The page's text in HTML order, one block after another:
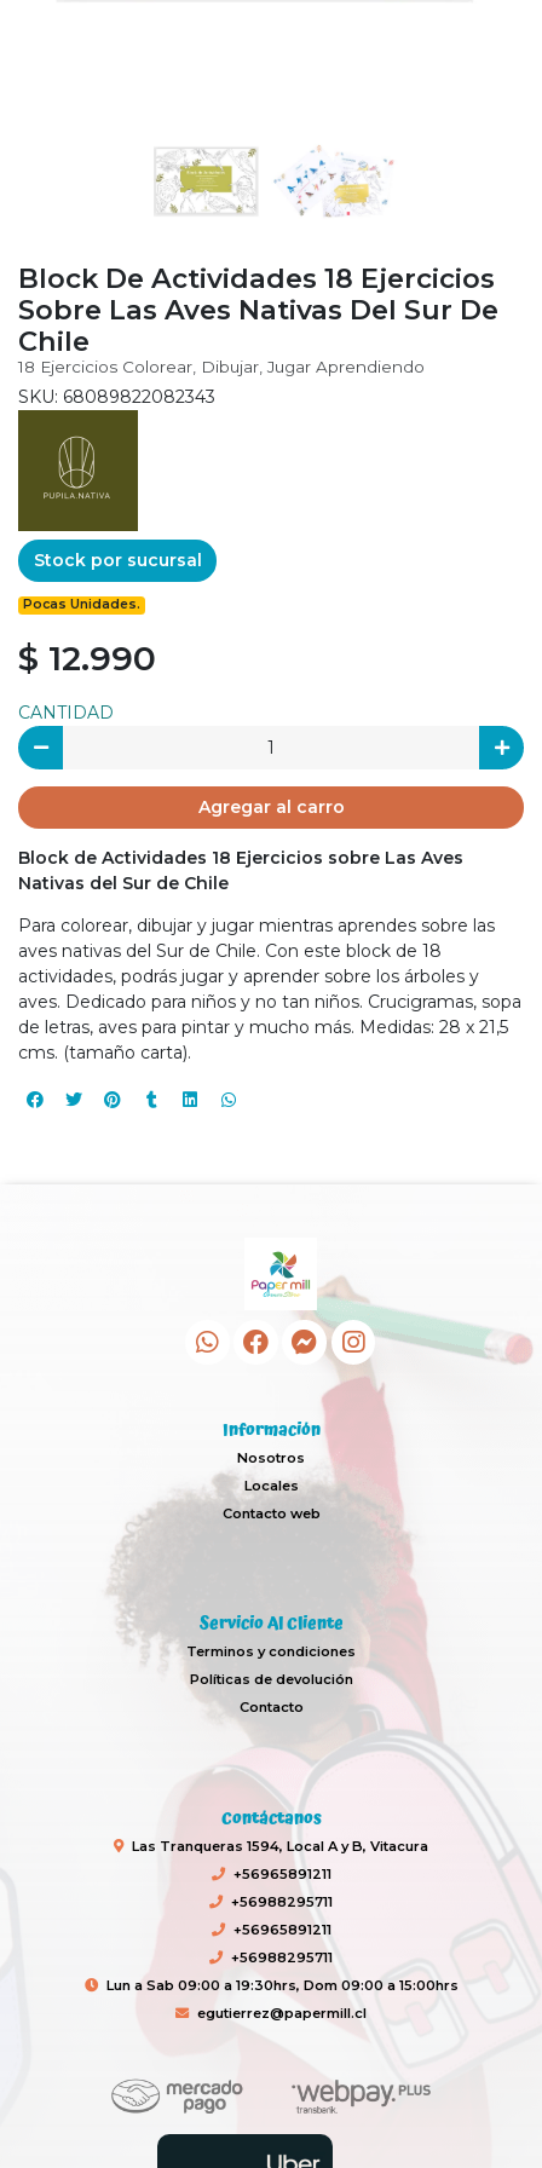
Block De Actividades 18 Ejercicios
Sobre Las Aves Nativas Del Sur De
Chile
18 Ejercicios Colorear, Dibujar, Jugar Aprendiendo
SKU: 68089822082343
Stock por sucursal
Pocas Unidades.
$ 12.990
CANTIDAD
Agregar al carro
Block de Actividades 18 Ejercicios sobre Las Aves
Nativas del Sur de Chile
Para colorear, dibujar y jugar mientras aprendes sobre las
aves nativas del Sur de Chile. Con este block de 18
actividades, podrás jugar y aprender sobre los árboles y
aves. Dedicado para niños y no tan niños. Crucigramas, sopa
de letras, aves para pintar y mucho más. Medidas: 28 x 21,5
cms. (tamaño carta).
Información
Nosotros
Locales
Contacto web
Servicio Al Cliente
Terminos y condiciones
Políticas de devolución
Contacto
Contáctanos
Las Tranqueras 1594, Local A y B, Vitacura
+56965891211
+56988295711
+56965891211
+56988295711
Lun a Sab 09:00 a 19:30hrs, Dom 09:00 a 15:00hrs
egutierrez@papermill.cl